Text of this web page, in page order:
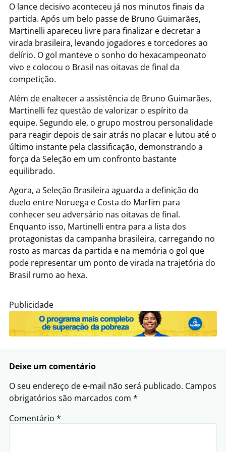
O lance decisivo aconteceu já nos minutos finais da
partida. Após um belo passe de Bruno Guimarães,
Martinelli apareceu livre para finalizar e decretar a
virada brasileira, levando jogadores e torcedores ao
delírio. O gol manteve o sonho do hexacampeonato
vivo e colocou o Brasil nas oitavas de final da
competição.
Além de enaltecer a assistência de Bruno Guimarães,
Martinelli fez questão de valorizar o espírito da
equipe. Segundo ele, o grupo mostrou personalidade
para reagir depois de sair atrás no placar e lutou até o
último instante pela classificação, demonstrando a
força da Seleção em um confronto bastante
equilibrado.
Agora, a Seleção Brasileira aguarda a definição do
duelo entre Noruega e Costa do Marfim para
conhecer seu adversário nas oitavas de final.
Enquanto isso, Martinelli entra para a lista dos
protagonistas da campanha brasileira, carregando no
rosto as marcas da partida e na memória o gol que
pode representar um ponto de virada na trajetória do
Brasil rumo ao hexa.
Publicidade
Deixe um comentário
O seu endereço de e-mail não será publicado. Campos
obrigatórios são marcados com *
Comentário *